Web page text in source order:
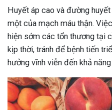
Huyết áp cao và đường
một của mạch máu thận.
hiện sớm các tổn thương tại
kịp thời, tránh để bệnh tiến
hưởng vĩnh viễn đến khả